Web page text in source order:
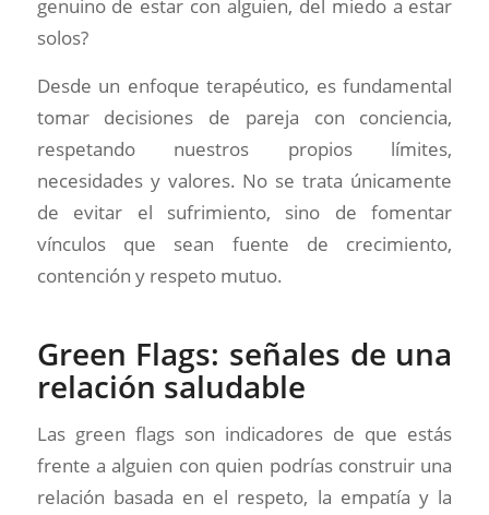
genuino de estar con alguien, del miedo a estar
solos?
Desde un enfoque terapéutico, es fundamental
tomar decisiones de pareja con conciencia,
respetando nuestros propios límites,
necesidades y valores. No se trata únicamente
de evitar el sufrimiento, sino de fomentar
vínculos que sean fuente de crecimiento,
contención y respeto mutuo.
Green Flags: señales de una
relación saludable
Las green flags son indicadores de que estás
frente a alguien con quien podrías construir una
relación basada en el respeto, la empatía y la